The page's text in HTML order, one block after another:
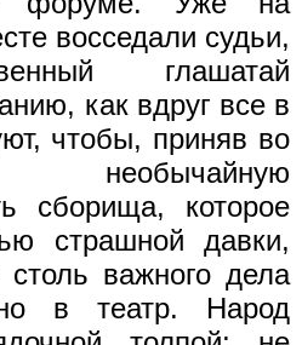
восседали судьи,
глашатай
как вдруг все в
чтобы, приняв во
сборища, которое
страшной давки,
столь важного дела
в театр. Народ